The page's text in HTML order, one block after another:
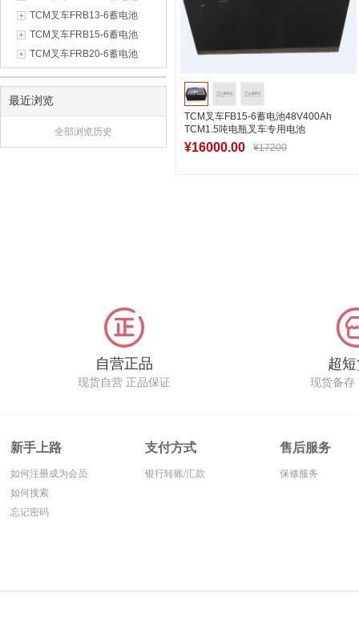
TCM叉车FRB13-6蓄电池
TCM叉车FRB15-6蓄电池
TCM叉车FRB20-6蓄电池
最近浏览
全部浏览历史
TCM叉车FB15-6蓄电池48V400Ah
TCM1.5吨电瓶叉车专用电池
VSDX400M
¥16000.00 ¥17200
自营正品
现货自营 正品保证
超
现货备存
新手上路
如何注册成为会员
如何搜索
忘记密码
支付方式
银行转账/汇款
售后服务
保修服务